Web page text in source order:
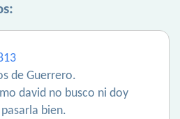
de Guerrero.
david no busco ni doy
bien.